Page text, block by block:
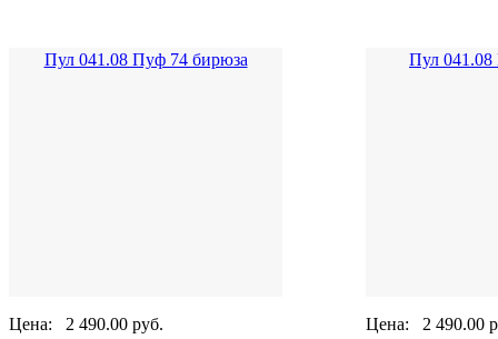
Пул 041.08 Пуф 74 бирюза
Цена: 2 490.00 руб.
Пул
Цена: 2 490.00